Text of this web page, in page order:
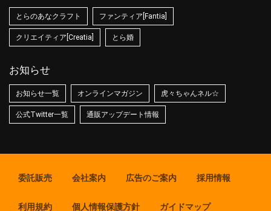
とらのあなクラフト ファンティア[Fantia]
クリエイティア[Creatia] とら婚
お知らせ
お知らせ一覧 オンラインマガジン 虎々ちゃんネル☆
公式Twitter一覧 通販アップデート情報
委託販売 会社案内 広告のご案内 採用情報
利用規約 個人情報保護方針 ガイドマップ